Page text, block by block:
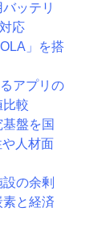
ッテリ
応
」を搭
アプリの
較
盤を国
人材面
の余剰
と経済